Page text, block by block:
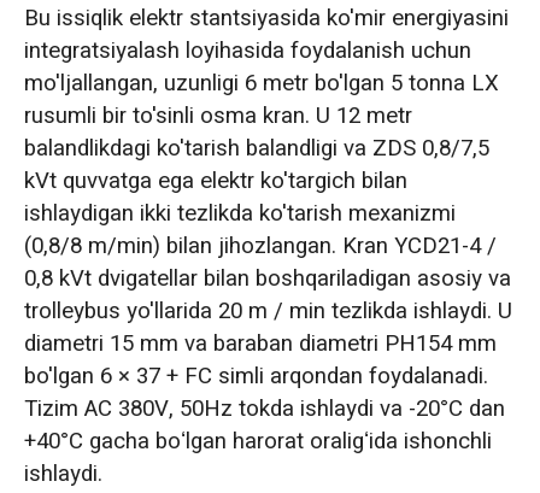
Bu issiqlik elektr stantsiyasida ko'mir energiyasini
integratsiyalash loyihasida foydalanish uchun
mo'ljallangan, uzunligi 6 metr bo'lgan 5 tonna LX
rusumli bir to'sinli osma kran. U 12 metr
balandlikdagi ko'tarish balandligi va ZDS 0,8/7,5
kVt quvvatga ega elektr ko'targich bilan
ishlaydigan ikki tezlikda ko'tarish mexanizmi
(0,8/8 m/min) bilan jihozlangan. Kran YCD21-4 /
0,8 kVt dvigatellar bilan boshqariladigan asosiy va
trolleybus yo'llarida 20 m / min tezlikda ishlaydi. U
diametri 15 mm va baraban diametri PH154 mm
bo'lgan 6 × 37 + FC simli arqondan foydalanadi.
Tizim AC 380V, 50Hz tokda ishlaydi va -20°C dan
+40°C gacha boʻlgan harorat oraligʻida ishonchli
ishlaydi.